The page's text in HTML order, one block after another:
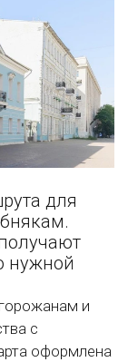
для
нужной
и
с
оформлена